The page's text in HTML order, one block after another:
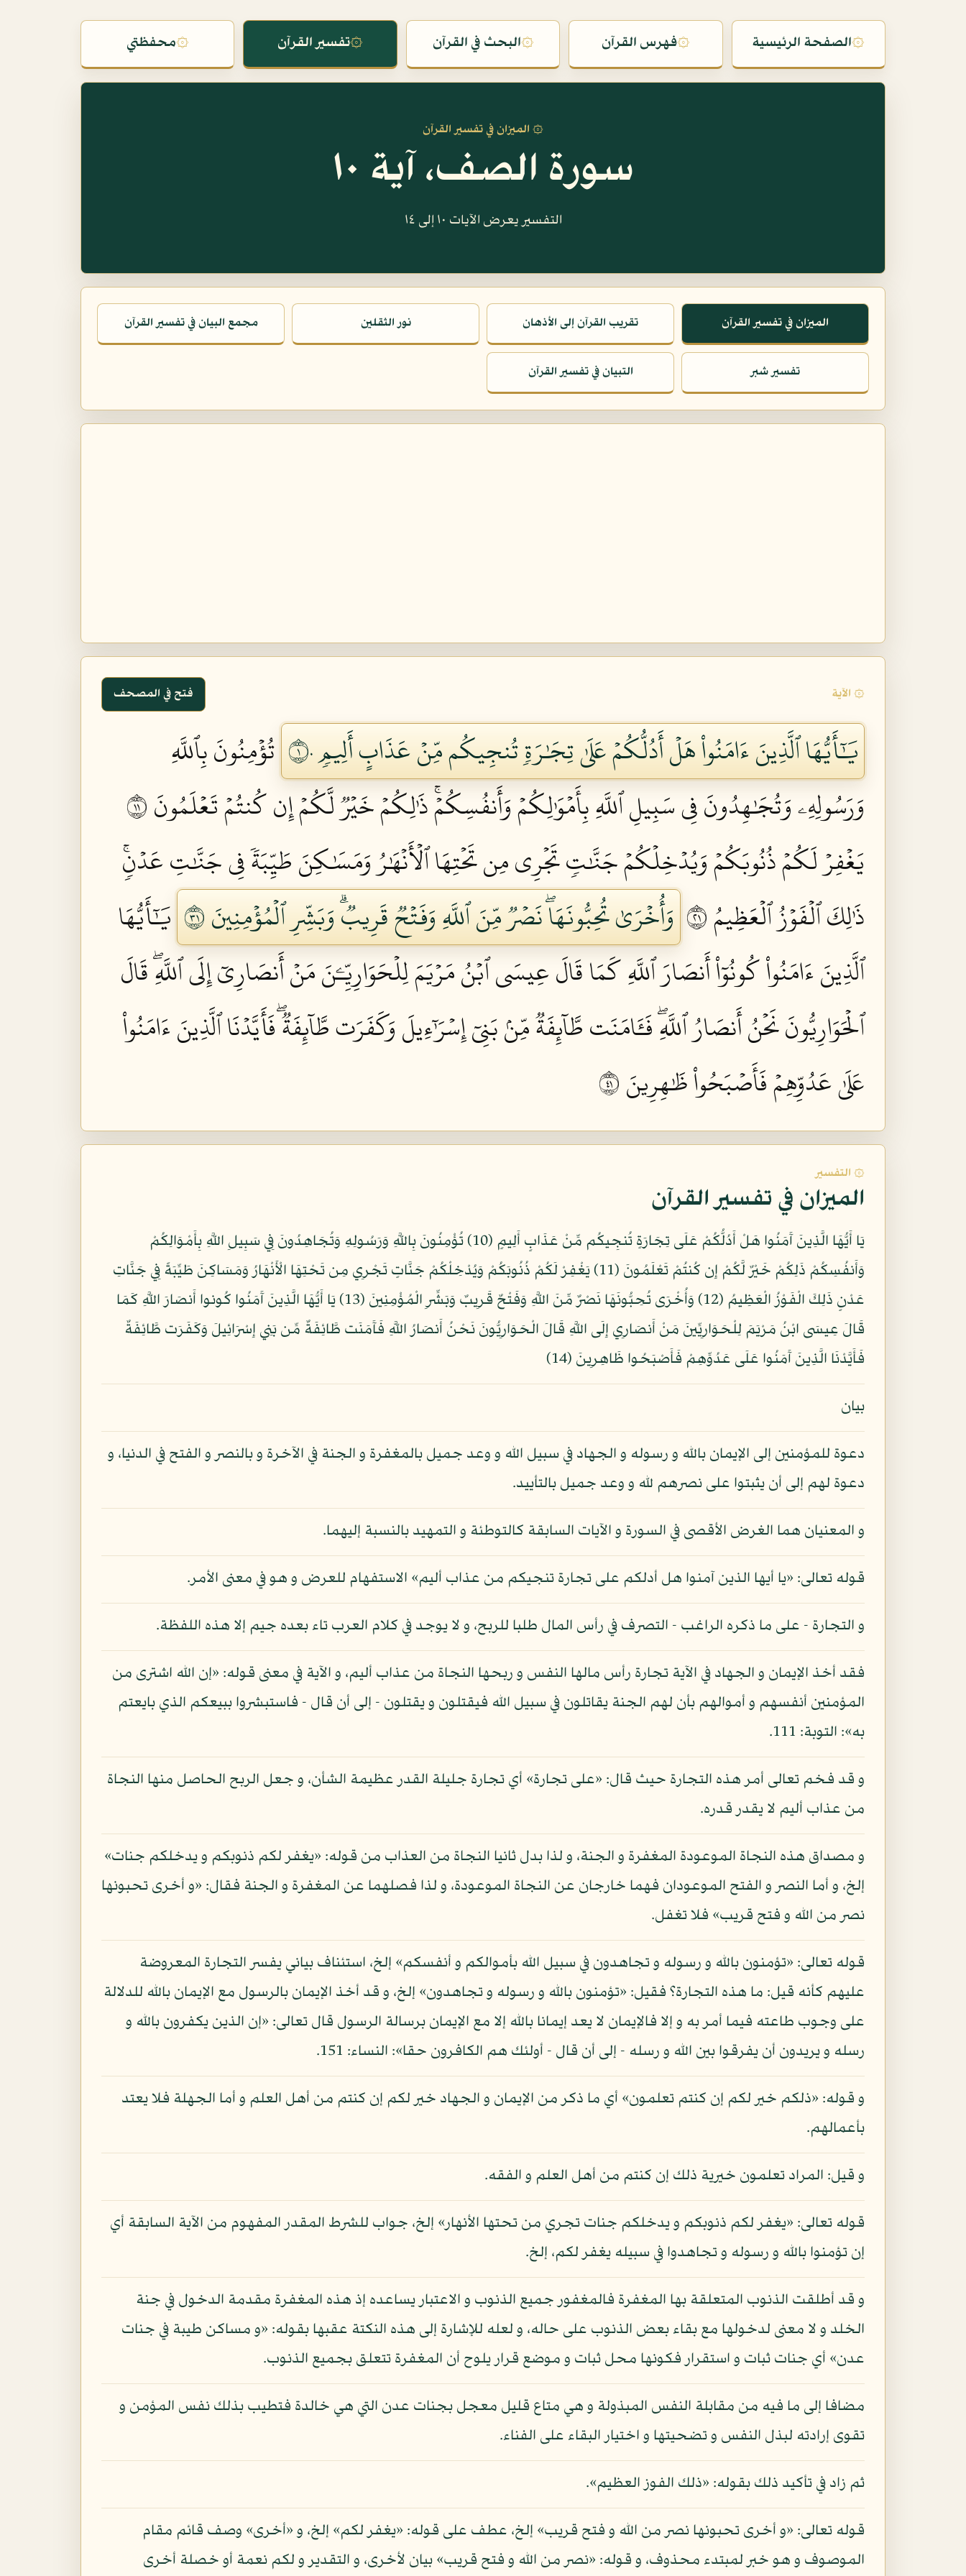
۞الصفحة الرئيسية ۞فهرس القرآن ۞البحث في القرآن ۞تفسير القرآن ۞محفظتي
۞ الميزان في تفسير القرآن
سورة الصف، آية ١٠
التفسير يعرض الآيات ١٠ إلى ١٤
الميزان في تفسير القرآن تقريب القرآن إلى الأذهان نور الثقلين مجمع البيان في تفسير القرآن
تفسير شبر التبيان في تفسير القرآن
۞ الآية فتح في المصحف
يَٰٓأَيُّهَا ٱلَّذِينَ ءَامَنُواْ هَلۡ أَدُلُّكُمۡ عَلَىٰ تِجَٰرَةٖ تُنجِيكُم مِّنۡ عَذَابٍ أَلِيمٖ ١٠
تُؤۡمِنُونَ بِٱللَّهِ
وَرَسُولِهِۦ وَتُجَٰهِدُونَ فِي سَبِيلِ ٱللَّهِ بِأَمۡوَٰلِكُمۡ وَأَنفُسِكُمۡۚ ذَٰلِكُمۡ خَيۡرٞ لَّكُمۡ إِن كُنتُمۡ تَعۡلَمُونَ ١١
يَغۡفِرۡ لَكُمۡ ذُنُوبَكُمۡ وَيُدۡخِلۡكُمۡ جَنَّٰتٖ تَجۡرِي مِن تَحۡتِهَا ٱلۡأَنۡهَٰرُ وَمَسَٰكِنَ طَيِّبَةٗ فِي جَنَّٰتِ عَدۡنٖۚ
ذَٰلِكَ ٱلۡفَوۡزُ ٱلۡعَظِيمُ ١٢
وَأُخۡرَىٰ تُحِبُّونَهَاۖ نَصۡرٞ مِّنَ ٱللَّهِ وَفَتۡحٞ قَرِيبٞۗ وَبَشِّرِ ٱلۡمُؤۡمِنِينَ ١٣
يَٰٓأَيُّهَا
ٱلَّذِينَ ءَامَنُواْ كُونُوٓاْ أَنصَارَ ٱللَّهِ كَمَا قَالَ عِيسَى ٱبۡنُ مَرۡيَمَ لِلۡحَوَارِيِّـۧنَ مَنۡ أَنصَارِيٓ إِلَى ٱللَّهِۖ قَالَ
ٱلۡحَوَارِيُّونَ نَحۡنُ أَنصَارُ ٱللَّهِۖ فَـَٔامَنَت طَّآئِفَةٞ مِّنۢ بَنِيٓ إِسۡرَٰٓءِيلَ وَكَفَرَت طَّآئِفَةٞۖ فَأَيَّدۡنَا ٱلَّذِينَ ءَامَنُواْ
عَلَىٰ عَدُوِّهِمۡ فَأَصۡبَحُواْ ظَٰهِرِينَ ١٤
۞ التفسير
الميزان في تفسير القرآن
يَا أَيُّهَا الَّذِينَ آَمَنُوا هَلْ أَدُلُّكُمْ عَلَى تِجَارَةٍ تُنجِيكُم مِّنْ عَذَابٍ أَلِيمٍ (10) تُؤْمِنُونَ بِاللَّهِ وَرَسُولِهِ وَتُجَاهِدُونَ فِي سَبِيلِ اللَّهِ بِأَمْوَالِكُمْ
وَأَنفُسِكُمْ ذَلِكُمْ خَيْرٌ لَّكُمْ إِن كُنتُمْ تَعْلَمُونَ (11) يَغْفِرْ لَكُمْ ذُنُوبَكُمْ وَيُدْخِلْكُمْ جَنَّاتٍ تَجْرِي مِن تَحْتِهَا الْأَنْهَارُ وَمَسَاكِنَ طَيِّبَةً فِي جَنَّاتِ
عَدْنٍ ذَلِكَ الْفَوْزُ الْعَظِيمُ (12) وَأُخْرَى تُحِبُّونَهَا نَصْرٌ مِّنَ اللَّهِ وَفَتْحٌ قَرِيبٌ وَبَشِّرِ الْمُؤْمِنِينَ (13) يَا أَيُّهَا الَّذِينَ آَمَنُوا كُونوا أَنصَارَ اللَّهِ كَمَا
قَالَ عِيسَى ابْنُ مَرْيَمَ لِلْحَوَارِيِّينَ مَنْ أَنصَارِي إِلَى اللَّهِ قَالَ الْحَوَارِيُّونَ نَحْنُ أَنصَارُ اللَّهِ فَآَمَنَت طَّائِفَةٌ مِّن بَنِي إِسْرَائِيلَ وَكَفَرَت طَّائِفَةٌ
فَأَيَّدْنَا الَّذِينَ آَمَنُوا عَلَى عَدُوِّهِمْ فَأَصْبَحُوا ظَاهِرِينَ (14)
بيان
دعوة للمؤمنين إلى الإيمان بالله و رسوله و الجهاد في سبيل الله و وعد جميل بالمغفرة و الجنة في الآخرة و بالنصر و الفتح في الدنيا، و
دعوة لهم إلى أن يثبتوا على نصرهم لله و وعد جميل بالتأييد.
و المعنيان هما الغرض الأقصى في السورة و الآيات السابقة كالتوطئة و التمهيد بالنسبة إليهما.
قوله تعالى: «يا أيها الذين آمنوا هل أدلكم على تجارة تنجيكم من عذاب أليم» الاستفهام للعرض و هو في معنى الأمر.
و التجارة - على ما ذكره الراغب - التصرف في رأس المال طلبا للربح، و لا يوجد في كلام العرب تاء بعده جيم إلا هذه اللفظة.
فقد أخذ الإيمان و الجهاد في الآية تجارة رأس مالها النفس و ربحها النجاة من عذاب أليم، و الآية في معنى قوله: «إن الله اشترى من
المؤمنين أنفسهم و أموالهم بأن لهم الجنة يقاتلون في سبيل الله فيقتلون و يقتلون - إلى أن قال - فاستبشروا ببيعكم الذي بايعتم
به»: التوبة: 111.
و قد فخم تعالى أمر هذه التجارة حيث قال: «على تجارة» أي تجارة جليلة القدر عظيمة الشأن، و جعل الربح الحاصل منها النجاة
من عذاب أليم لا يقدر قدره.
و مصداق هذه النجاة الموعودة المغفرة و الجنة، و لذا بدل ثانيا النجاة من العذاب من قوله: «يغفر لكم ذنوبكم و يدخلكم جنات»
إلخ، و أما النصر و الفتح الموعودان فهما خارجان عن النجاة الموعودة، و لذا فصلهما عن المغفرة و الجنة فقال: «و أخرى تحبونها
نصر من الله و فتح قريب» فلا تغفل.
قوله تعالى: «تؤمنون بالله و رسوله و تجاهدون في سبيل الله بأموالكم و أنفسكم» إلخ، استئناف بياني يفسر التجارة المعروضة
عليهم كأنه قيل: ما هذه التجارة؟ فقيل: «تؤمنون بالله و رسوله و تجاهدون» إلخ، و قد أخذ الإيمان بالرسول مع الإيمان بالله للدلالة
على وجوب طاعته فيما أمر به و إلا فالإيمان لا يعد إيمانا بالله إلا مع الإيمان برسالة الرسول قال تعالى: «إن الذين يكفرون بالله و
رسله و يريدون أن يفرقوا بين الله و رسله - إلى أن قال - أولئك هم الكافرون حقا»: النساء: 151.
و قوله: «ذلكم خير لكم إن كنتم تعلمون» أي ما ذكر من الإيمان و الجهاد خير لكم إن كنتم من أهل العلم و أما الجهلة فلا يعتد
بأعمالهم.
و قيل: المراد تعلمون خيرية ذلك إن كنتم من أهل العلم و الفقه.
قوله تعالى: «يغفر لكم ذنوبكم و يدخلكم جنات تجري من تحتها الأنهار» إلخ، جواب للشرط المقدر المفهوم من الآية السابقة أي
إن تؤمنوا بالله و رسوله و تجاهدوا في سبيله يغفر لكم، إلخ.
و قد أطلقت الذنوب المتعلقة بها المغفرة فالمغفور جميع الذنوب و الاعتبار يساعده إذ هذه المغفرة مقدمة الدخول في جنة
الخلد و لا معنى لدخولها مع بقاء بعض الذنوب على حاله، و لعله للإشارة إلى هذه النكتة عقبها بقوله: «و مساكن طيبة في جنات
عدن» أي جنات ثبات و استقرار فكونها محل ثبات و موضع قرار يلوح أن المغفرة تتعلق بجميع الذنوب.
مضافا إلى ما فيه من مقابلة النفس المبذولة و هي متاع قليل معجل بجنات عدن التي هي خالدة فتطيب بذلك نفس المؤمن و
تقوى إرادته لبذل النفس و تضحيتها و اختيار البقاء على الفناء.
ثم زاد في تأكيد ذلك بقوله: «ذلك الفوز العظيم».
قوله تعالى: «و أخرى تحبونها نصر من الله و فتح قريب» إلخ، عطف على قوله: «يغفر لكم» إلخ، و «أخرى» وصف قائم مقام
الموصوف و هو خبر لمبتدء محذوف، و قوله: «نصر من الله و فتح قريب» بيان لأخرى، و التقدير و لكم نعمة أو خصلة أخرى